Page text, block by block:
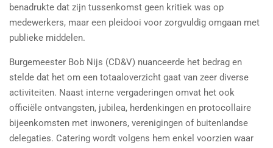
benadrukte dat zijn tussenkomst geen kritiek was op
medewerkers, maar een pleidooi voor zorgvuldig omgaan met
publieke middelen.
Burgemeester Bob Nijs (CD&V) nuanceerde het bedrag en
stelde dat het om een totaaloverzicht gaat van zeer diverse
activiteiten. Naast interne vergaderingen omvat het ook
officiële ontvangsten, jubilea, herdenkingen en protocollaire
bijeenkomsten met inwoners, verenigingen of buitenlandse
delegaties. Catering wordt volgens hem enkel voorzien waar